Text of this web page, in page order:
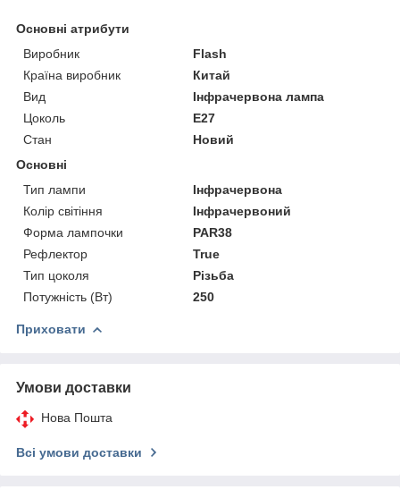
Основні атрибути
Виробник
Flash
Країна виробник
Китай
Вид
Інфрачервона лампа
Цоколь
E27
Стан
Новий
Основні
Тип лампи
Інфрачервона
Колір світіння
Інфрачервоний
Форма лампочки
PAR38
Рефлектор
True
Тип цоколя
Різьба
Потужність (Вт)
250
Приховати
Умови доставки
Нова Пошта
Всі умови доставки